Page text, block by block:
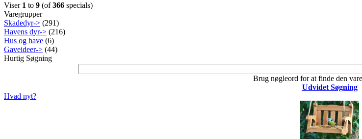
Viser 1 to 9 (of366 specials)
Varegrupper
Skadedyr-> (291)
Havens dyr-> (216)
Hus og have (6)
Gaveideer-> (44)
Hurtig Søgning
Brug nøgleord for at finde den
Udvidet Søgning
Hvad nyt?